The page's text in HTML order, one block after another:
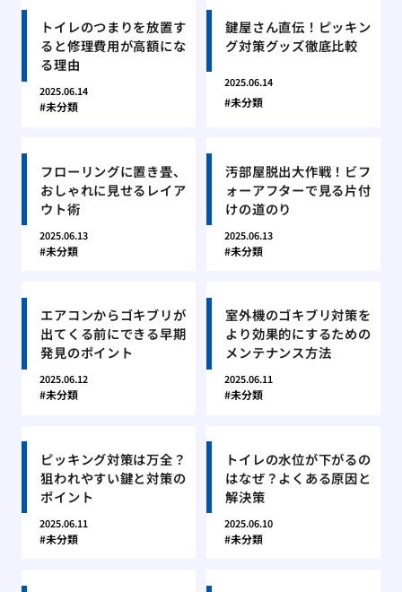
トイレのつまりを放置す
ると修理費用が高額にな
る理由
2025.06.14
未分類
鍵屋さん直伝！ピッキン
グ対策グッズ徹底比較
2025.06.14
未分類
フローリングに置き畳、
おしゃれに見せるレイア
ウト術
2025.06.13
未分類
汚部屋脱出大作戦！ビフ
ォーアフターで見る片付
けの道のり
2025.06.13
未分類
エアコンからゴキブリが
出てくる前にできる早期
発見のポイント
2025.06.12
未分類
室外機のゴキブリ対策を
より効果的にするための
メンテナンス方法
2025.06.11
未分類
ピッキング対策は万全？
狙われやすい鍵と対策の
ポイント
2025.06.11
未分類
トイレの水位が下がるの
はなぜ？よくある原因と
解決策
2025.06.10
未分類